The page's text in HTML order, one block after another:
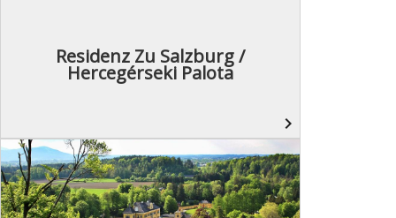
Residenz Zu Salzburg /
Hercegérseki Palota
navigate_next